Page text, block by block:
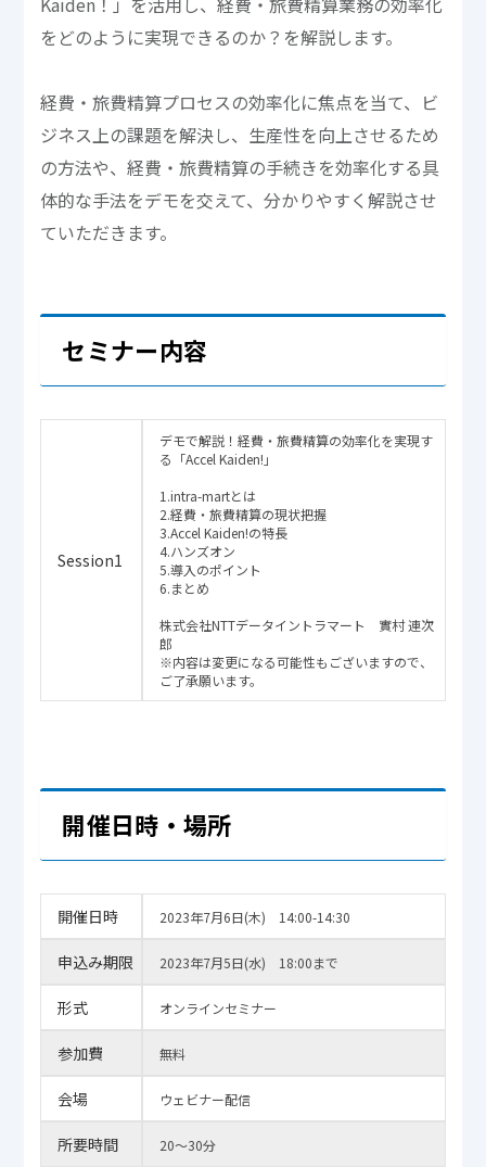
をどのように実現できるのか？を解説します。
経費・旅費精算プロセスの効率化に焦点を当て、ビ
ジネス上の課題を解決し、生産性を向上させるため
の方法や、経費・旅費精算の手続きを効率化する具
体的な手法をデモを交えて、分かりやすく解説させ
ていただきます。
セミナー内容
Session1
デモで解説！経費・旅費精算の効率化を実現す
る「Accel Kaiden!」
1.intra-martとは
2.経費・旅費精算の現状把握
3.Accel Kaiden!の特長
4.ハンズオン
5.導入のポイント
6.まとめ
株式会社NTTデータイントラマート 實村 連次
郎
※内容は変更になる可能性もございますので、
ご了承願います。
開催日時・場所
開催日時 2023年7月6日(木) 14:00-14:30
申込み期限 2023年7月5日(水) 18:00まで
形式 オンラインセミナー
参加費 無料
会場 ウェビナー配信
所要時間 20～30分